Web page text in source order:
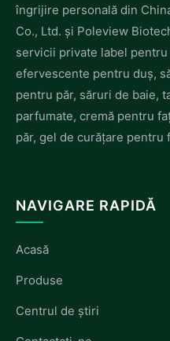
îngrijire personală din
Co., Ltd. și Poleview
servicii private label
efervescente pentru duș,
pentru păr, săruri de baie,
parfumate, cremă pentru
păr, gel de curățare pentru
NAVIGARE RAPIDĂ
Acasă
Produse
Centrul de știri